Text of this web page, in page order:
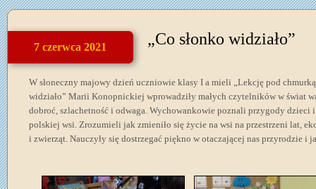
7 czerwca 2021 „Co słonko widziało”
W słoneczny majowy dzień uczniowie klasy I a mieli „Lekcję pod
widziało” Marii Konopnickiej wprowadziły małych czytelników w świat
dobroć, szlachetność i odwaga. Wychowankowie poznali przygody dzieci
polskiej wsi. Zrozumieli jak zmieniło się życie na wsi na przestrzeni lat,
i zwierząt. Nauczyły się dostrzegać piękno w otaczającej nas przyrodzie i